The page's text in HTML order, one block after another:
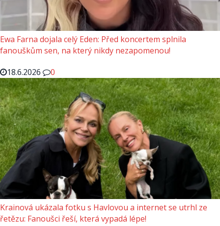
Ewa Farna dojala celý Eden: Před koncertem splnila
fanouškům sen, na který nikdy nezapomenou!
18.6.2026
0
Krainová ukázala fotku s Havlovou a internet se utrhl ze
řetězu: Fanoušci řeší, která vypadá lépe!